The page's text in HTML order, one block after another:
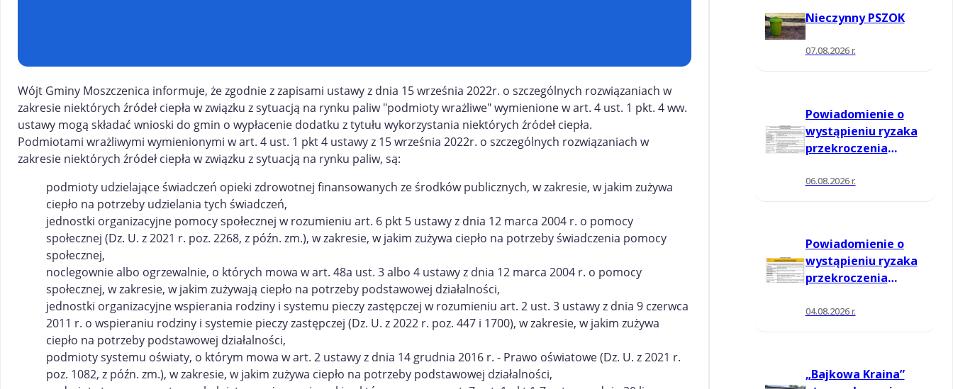
Wójt Gminy Moszczenica informuje, że zgodnie z zapisami ustawy z dnia 15 września 2022r. o szczególnych rozwiązaniach w
zakresie niektórych źródeł ciepła w związku z sytuacją na rynku paliw "podmioty wrażliwe" wymienione w art. 4 ust. 1 pkt. 4 ww.
ustawy mogą składać wnioski do gmin o wypłacenie dodatku z tytułu wykorzystania niektórych źródeł ciepła.
Podmiotami wrażliwymi wymienionymi w art. 4 ust. 1 pkt 4 ustawy z 15 września 2022r. o szczególnych rozwiązaniach w
zakresie niektórych źródeł ciepła w związku z sytuacją na rynku paliw, są:
podmioty udzielające świadczeń opieki zdrowotnej finansowanych ze środków publicznych, w zakresie, w jakim zużywa
ciepło na potrzeby udzielania tych świadczeń,
jednostki organizacyjne pomocy społecznej w rozumieniu art. 6 pkt 5 ustawy z dnia 12 marca 2004 r. o pomocy
społecznej (Dz. U. z 2021 r. poz. 2268, z późn. zm.), w zakresie, w jakim zużywa ciepło na potrzeby świadczenia pomocy
społecznej,
noclegownie albo ogrzewalnie, o których mowa w art. 48a ust. 3 albo 4 ustawy z dnia 12 marca 2004 r. o pomocy
społecznej, w zakresie, w jakim zużywają ciepło na potrzeby podstawowej działalności,
jednostki organizacyjne wspierania rodziny i systemu pieczy zastępczej w rozumieniu art. 2 ust. 3 ustawy z dnia 9 czerwca
2011 r. o wspieraniu rodziny i systemie pieczy zastępczej (Dz. U. z 2022 r. poz. 447 i 1700), w zakresie, w jakim zużywa
ciepło na potrzeby podstawowej działalności,
podmioty systemu oświaty, o którym mowa w art. 2 ustawy z dnia 14 grudnia 2016 r. - Prawo oświatowe (Dz. U. z 2021 r.
poz. 1082, z późn. zm.), w zakresie, w jakim zużywa ciepło na potrzeby podstawowej działalności,
Nieczynny PSZOK
07.08.2026 r.
Powiadomienie o
wystąpieniu ryzaka
przekroczenia
informowania dla
06.08.2026 r.
Powiadomienie o
wystąpieniu ryzaka
przekroczenia
informowania dla
04.08.2026 r.
„Bajkowa Kraina”